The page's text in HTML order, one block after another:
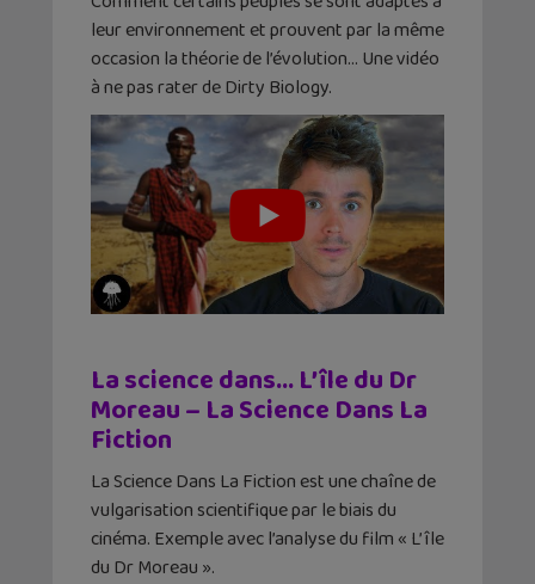
leur environnement et prouvent par la même
occasion la théorie de l’évolution… Une vidéo
à ne pas rater de Dirty Biology.
La science dans… L’île du Dr
Moreau – La Science Dans La
Fiction
La Science Dans La Fiction est une chaîne de
vulgarisation scientifique par le biais du
cinéma. Exemple avec l’analyse du film « L’île
du Dr Moreau ».